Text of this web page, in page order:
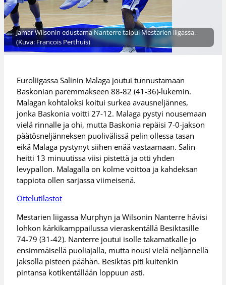
Jamar Wilsonin edustama Nanterre taipui Mestarien liigassa.
(Kuva: Francois Perthuis)
Euroliigassa Salinin Malaga joutui tunnustamaan
Baskonian paremmakseen 88-82 (41-36)-lukemin.
Malagan kohtaloksi koitui surkea avausneljännes,
jonka Baskonia voitti 27-12. Malaga pystyi nousemaan
vielä rinnalle ja ohi, mutta Baskonia repäisi 7-0-jakson
päätösneljänneksen puolivälissä pelin ollessa tasan
eikä Malaga pystynyt siihen enää vastaamaan. Salin
heitti 13 minuutissa viisi pistettä ja otti yhden
levypallon. Malagalla on kolme voittoa ja kahdeksan
tappiota ollen sarjassa viimeisenä.
Ottelutilastot
Mestarien liigassa Murphyn ja Wilsonin Nanterre hävisi
lohkon kärkikamppailussa vieraskentällä Besiktasille
74-79 (31-42). Nanterre joutui isolle takamatkalle jo
ensimmäisellä puoliajalla, mutta nousi vielä neljännellä
jaksolla pisteen päähän. Besiktas piti kuitenkin
pintansa kotikentällään loppuun asti.